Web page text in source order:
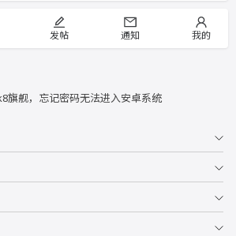
发帖 通知 我的
旗舰，忘记密码无法进入安卓系统